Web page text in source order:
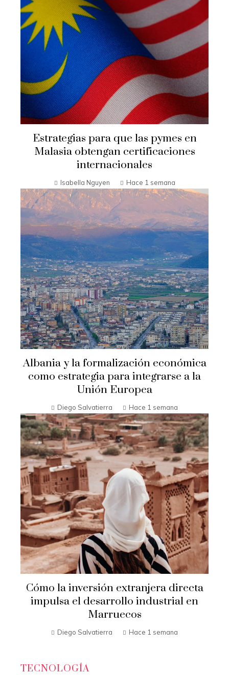
Estrategias para que las pymes en
Malasia obtengan certificaciones
internacionales
Isabella Nguyen Hace 1 semana
Albania y la formalización económica
como estrategia para integrarse a la
Unión Europea
Diego Salvatierra Hace 1 semana
Cómo la inversión extranjera directa
impulsa el desarrollo industrial en
Marruecos
Diego Salvatierra Hace 1 semana
TECNOLOGÍA